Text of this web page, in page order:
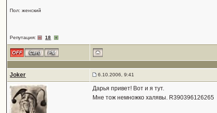
Пол: женский
Репутация: 18
Joker 6.10.2006, 9:41
Дарья привет! Вот и я тут.
Мне тож немножко халявы. R390396126265